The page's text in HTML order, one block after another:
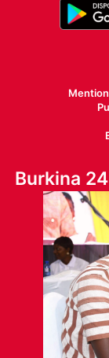
Burkina